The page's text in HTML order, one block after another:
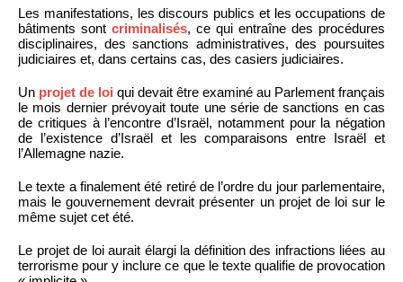
Les manifestations, les discours publics et les occupations de
bâtiments sont criminalisés, ce qui entraîne des procédures
disciplinaires, des sanctions administratives, des poursuites
judiciaires et, dans certains cas, des casiers judiciaires.
Un projet de loi qui devait être examiné au Parlement français
le mois dernier prévoyait toute une série de sanctions en cas
de critiques à l’encontre d’Israël, notamment pour la négation
de l’existence d’Israël et les comparaisons entre Israël et
l’Allemagne nazie.
Le texte a finalement été retiré de l’ordre du jour parlementaire,
mais le gouvernement devrait présenter un projet de loi sur le
même sujet cet été.
Le projet de loi aurait élargi la définition des infractions liées au
terrorisme pour y inclure ce que le texte qualifie de provocation